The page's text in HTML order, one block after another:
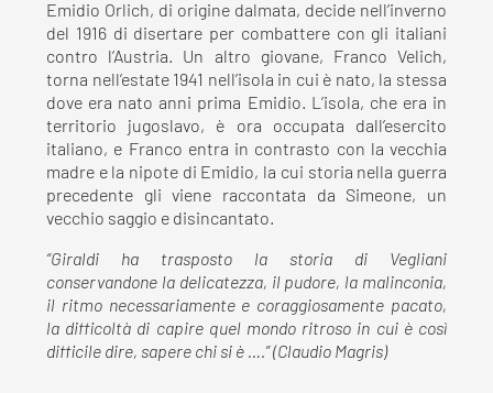
Emidio Orlich, di origine dalmata, decide nell’inverno
del 1916 di disertare per combattere con gli italiani
contro l’Austria. Un altro giovane, Franco Velich,
torna nell’estate 1941 nell’isola in cui è nato, la stessa
dove era nato anni prima Emidio. L’isola, che era in
territorio jugoslavo, è ora occupata dall’esercito
italiano, e Franco entra in contrasto con la vecchia
madre e la nipote di Emidio, la cui storia nella guerra
precedente gli viene raccontata da Simeone, un
vecchio saggio e disincantato.
“Giraldi ha trasposto la storia di Vegliani
conservandone la delicatezza, il pudore, la malinconia,
il ritmo necessariamente e coraggiosamente pacato,
la difficoltà di capire quel mondo ritroso in cui è così
difficile dire, sapere chi si è ….” (Claudio Magris)